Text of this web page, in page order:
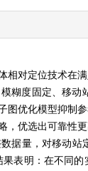
相对定位技术在
糊度固定、移
图优化模型抑制
，优选出可靠性
据量，对移动
表明：在不同